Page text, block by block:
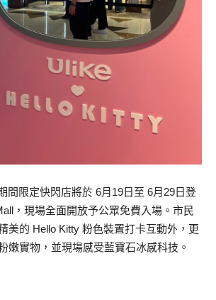
間限定快閃店將於 6月19日至 6月29日登
，現場全面開放予公眾免費入場。市民
美的 Hello Kitty 粉色裝置打卡互動外，更
嫩實物，並現場感受藍寶石冰感科技。